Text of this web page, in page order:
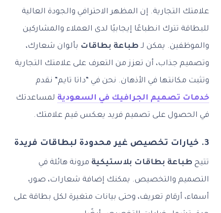
علامتك التجارية. إن المظهر الاحترافي والجودة العالية
للبطاقة تترك انطباعًا إيجابيًا لدى العملاء والمشاركين
والموظفين. يمكن لـ طباعة بطاقات بألوان شعارك،
وتصميم جذاب، أن تعزز من التعرف على علامتك التجارية
وتثبت مكانتها في الأذهان. نحن في “داتا تايم” نقدم
خدمات تصميم الجرافيك في السعودية لمساعدتك
في الحصول على تصميم فريد يعكس قيم علامتك.
3. خيارات تخصيص غير محدودة لبطاقات فريدة
تتيح طباعة بطاقات بلاستيكية مرونة هائلة في
التصميم والتخصيص. يمكنك إضافة شعارات، صور،
أسماء، أرقام تعريف، وحتى بيانات متغيرة لكل بطاقة على